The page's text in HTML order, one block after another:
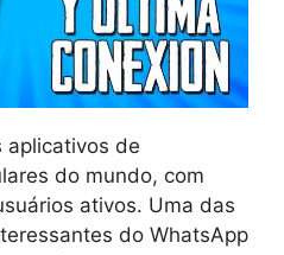
aplicativos de
do mundo, com
ativos. Uma das
do WhatsApp